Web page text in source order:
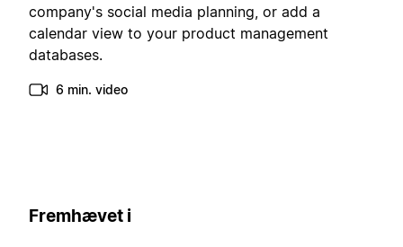
company's social media planning, or add a
calendar view to your product management
databases.
6 min. video
Fremhævet i